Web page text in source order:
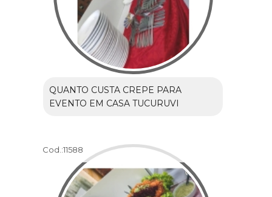
QUANTO CUSTA CREPE PARA
EVENTO EM CASA TUCURUVI
Cod.:11588